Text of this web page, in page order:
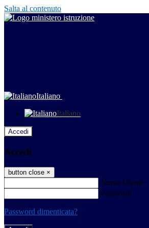
Salta al contenuto
Italiano
Italiano
Accedi
Accedi
button close ×
Nome Utente
Password
Password dimenticata?